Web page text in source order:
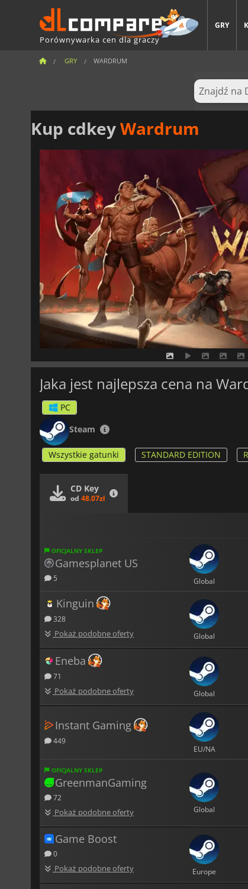
Porównywarka cen dla graczy
GRY
GRY WARDRUM
Kup cdkeyWardrum
Jaka jest najlepsza cena na
PC
Steam
Wszystkie gatunki STANDARD EDITION
CD Key
od 48.07zł
OFICJALNY SKLEP
Gamesplanet US
5 Global
Kinguin
328
Pokaż podobne oferty Global
Eneba
71
Pokaż podobne oferty Global
Instant Gaming
449
EU/NA
OFICJALNY SKLEP
GreenmanGaming
72
Pokaż podobne oferty Global
Game Boost
0
Pokaż podobne oferty Europe